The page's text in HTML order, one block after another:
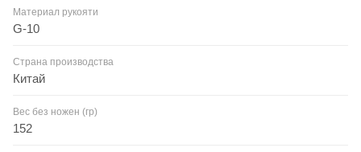
Материал рукояти
G-10
Страна производства
Китай
Вес без ножен (гр)
152